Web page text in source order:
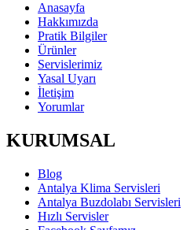
Anasayfa
Hakkımızda
Pratik Bilgiler
Ürünler
Servislerimiz
Yasal Uyarı
İletişim
Yorumlar
KURUMSAL
Blog
Antalya Klima Servisleri
Antalya Buzdolabı Servisleri
Hızlı Servisler